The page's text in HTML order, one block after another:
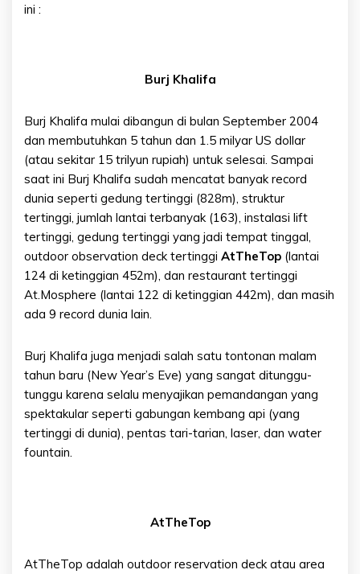
ini :
Burj Khalifa
Burj Khalifa mulai dibangun di bulan September 2004
dan membutuhkan 5 tahun dan 1.5 milyar US dollar
(atau sekitar 15 trilyun rupiah) untuk selesai. Sampai
saat ini Burj Khalifa sudah mencatat banyak record
dunia seperti gedung tertinggi (828m), struktur
tertinggi, jumlah lantai terbanyak (163), instalasi lift
tertinggi, gedung tertinggi yang jadi tempat tinggal,
outdoor observation deck tertinggi AtTheTop (lantai
124 di ketinggian 452m), dan restaurant tertinggi
At.Mosphere (lantai 122 di ketinggian 442m), dan masih
ada 9 record dunia lain.
Burj Khalifa juga menjadi salah satu tontonan malam
tahun baru (New Year’s Eve) yang sangat ditunggu-
tunggu karena selalu menyajikan pemandangan yang
spektakular seperti gabungan kembang api (yang
tertinggi di dunia), pentas tari-tarian, laser, dan water
fountain.
AtTheTop
AtTheTop adalah outdoor reservation deck atau area